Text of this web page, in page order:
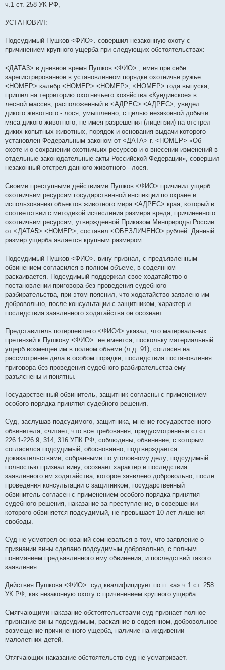
ч.1 ст. 258 УК РФ,
УСТАНОВИЛ:
Подсудимый Пушков <ФИО>. совершил незаконную охоту с
причинением крупного ущерба при следующих обстоятельствах:
<ДАТА3> в дневное время Пушков <ФИО>., имея при себе
зарегистрированное в установленном порядке охотничье ружье
<НОМЕР> калибр <НОМЕР> <НОМЕР>, <НОМЕР> года выпуска,
пришел на территорию охотничьего хозяйства «Куединское» в
лесной массив, расположенный в <АДРЕС> <АДРЕС>, увидел
дикого животного - лося, умышленно, с целью незаконной добычи
мяса дикого животного, не имея разрешения (лицензии) на отстрел
диких копытных животных, порядок и основания выдачи которого
установлен Федеральным законом от <ДАТА> г. <НОМЕР> «Об
охоте и о сохранении охотничьих ресурсов и о внесении изменений в
отдельные законодательные акты Российской Федерации», совершил
незаконный отстрел данного животного - лося.
Своими преступными действиями Пушков <ФИО> причинил ущерб
охотничьим ресурсам государственной инспекции по охране и
использованию объектов животного мира <АДРЕС> края, который в
соответствии с методикой исчисления размера вреда, причиненного
охотничьим ресурсам, утвержденной Приказом Минприроды России
от <ДАТА5> <НОМЕР>, составил <ОБЕЗЛИЧЕНО> рублей. Данный
размер ущерба является крупным размером.
Подсудимый Пушков <ФИО>. вину признал, с предъявленным
обвинением согласился в полном объеме, в содеянном
раскаивается. Подсудимый поддержал свое ходатайство о
постановлении приговора без проведения судебного
разбирательства, при этом пояснил, что ходатайство заявлено им
добровольно, после консультации с защитником, характер и
последствия заявленного ходатайства он осознает.
Представитель потерпевшего <ФИО4> указал, что материальных
претензий к Пушкову <ФИО>. не имеется, поскольку материальный
ущерб возмещен им в полном объеме (л.д. 91), согласен на
рассмотрение дела в особом порядке, последствия постановления
приговора без проведения судебного разбирательства ему
разъяснены и понятны.
Государственный обвинитель, защитник согласны с применением
особого порядка принятия судебного решения.
Суд, заслушав подсудимого, защитника, мнение государственного
обвинителя, считает, что все требования, предусмотренные ст.ст.
226.1-226.9, 314, 316 УПК РФ, соблюдены; обвинение, с которым
согласился подсудимый, обоснованно, подтверждается
доказательствами, собранными по уголовному делу; подсудимый
полностью признал вину, осознает характер и последствия
заявленного им ходатайства, которое заявлено добровольно, после
проведения консультации с защитником; государственный
обвинитель согласен с применением особого порядка принятия
судебного решения, наказание за преступление, в совершении
которого обвиняется подсудимый, не превышает 10 лет лишения
свободы.
Суд не усмотрел оснований сомневаться в том, что заявление о
признании вины сделано подсудимым добровольно, с полным
пониманием предъявленного ему обвинения, и последствий такого
заявления.
Действия Пушкова <ФИО>. суд квалифицирует по п. «а» ч.1 ст. 258
УК РФ, как незаконную охоту с причинением крупного ущерба.
Смягчающими наказание обстоятельствами суд признает полное
признание вины подсудимым, раскаяние в содеянном, добровольное
возмещение причиненного ущерба, наличие на иждивении
малолетних детей.
Отягчающих наказание обстоятельств суд не усматривает.